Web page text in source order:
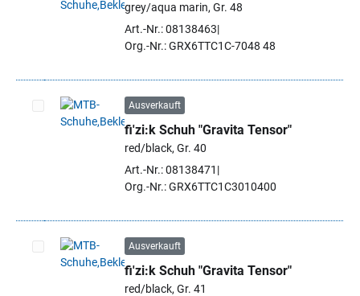
Artikel auswählen
grey/aqua marin, Gr. 48
Art.-Nr.: 08138463
Org.-Nr.: GRX6TTC1C-7048 48
Artikel auswählen
Ausverkauft
fi'zi:k Schuh "Gravita Tensor"
red/black, Gr. 40
Art.-Nr.: 08138471
Org.-Nr.: GRX6TTC1C3010400
Artikel auswählen
Ausverkauft
fi'zi:k Schuh "Gravita Tensor"
red/black, Gr. 41